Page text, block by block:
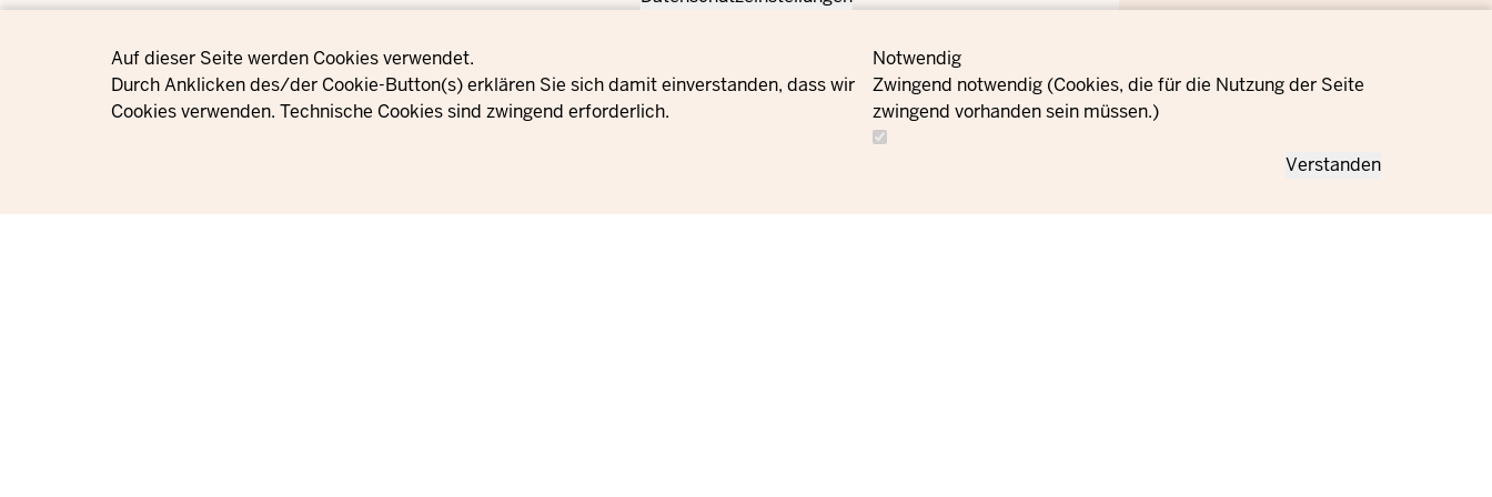
Privacy settingsAuf dieser Seite werden Cookies verwendet.
Durch Anklicken des/der Cookie-Button(s) erklären Sie sich damit einverstanden, dass wir
Cookies verwenden. Technische Cookies sind zwingend erforderlich.
Notwendig
Zwingend notwendig (Cookies, die für die Nutzung der Seite
zwingend vorhanden sein müssen.)
Verstanden